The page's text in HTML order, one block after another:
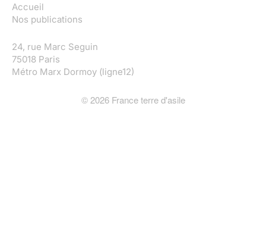
Accueil
Nos publications
24, rue Marc Seguin
75018 Paris
Métro Marx Dormoy (ligne12)
© 2026France terre d'asile